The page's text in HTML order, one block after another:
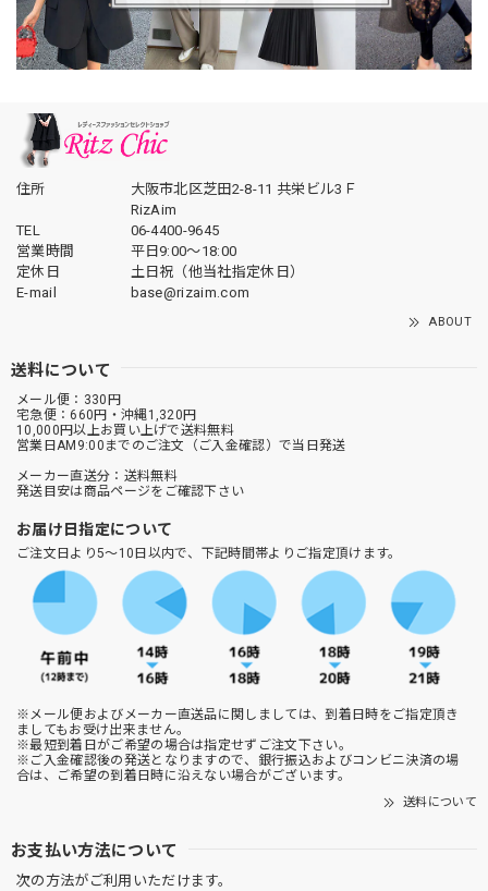
住所
大阪市北区芝田2-8-11 共栄ビル3Ｆ
RizAim
TEL
06-4400-9645
営業時間
平日9:00～18:00
定休日
土日祝（他当社指定休日）
E-mail
base@rizaim.com
ABOUT
送料について
メール便：330円
宅急便：660円・沖縄1,320円
10,000円以上お買い上げで送料無料
営業日AM9:00までのご注文（ご入金確認）で当日発送
メーカー直送分：送料無料
発送目安は商品ページをご確認下さい
お届け日指定について
ご注文日より5～10日以内で、下記時間帯よりご指定頂けます。
※メール便およびメーカー直送品に関しましては、到着日時をご指定頂き
ましてもお受け出来ません。
※最短到着日がご希望の場合は指定せずご注文下さい。
※ご入金確認後の発送となりますので、銀行振込およびコンビニ決済の場
合は、ご希望の到着日時に沿えない場合がございます。
送料について
お支払い方法について
次の方法がご利用いただけます。